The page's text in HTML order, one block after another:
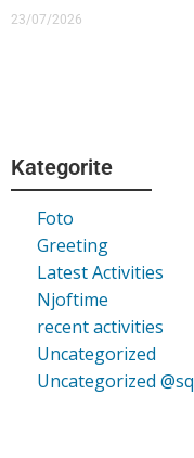
23/07/2026
Kategorite
Foto
Greeting
Latest Activities
Njoftime
recent activities
Uncategorized
Uncategorized @sq